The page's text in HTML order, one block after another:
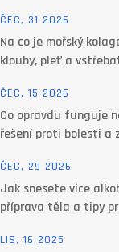
ČEC, 31 2026
Na co je mořský
klouby, pleť a
ČEC, 15 2026
Co opravdu funguje
řešení proti bolesti a
ČEC, 29 2026
Jak snesete více
příprava těla a tipy
LIS, 16 2025